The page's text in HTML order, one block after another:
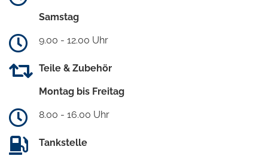
Samstag
9.00 - 12.00 Uhr
Teile & Zubehör
Montag bis Freitag
8.00 - 16.00 Uhr
Tankstelle